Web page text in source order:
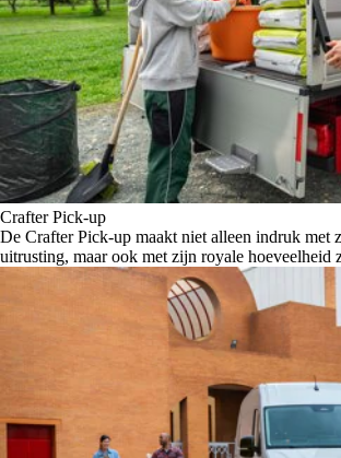
Crafter Pick-up
De Crafter Pick-up maakt niet alleen indruk met
uitrusting, maar ook met zijn royale hoeveelheid